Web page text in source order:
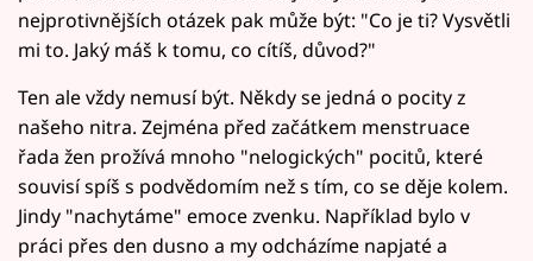
nejprotivnějších otázek pak může být: "Co je ti? Vysvětli
mi to. Jaký máš k tomu, co cítíš, důvod?"
Ten ale vždy nemusí být. Někdy se jedná o pocity z
našeho nitra. Zejména před začátkem menstruace
řada žen prožívá mnoho "nelogických" pocitů, které
souvisí spíš s podvědomím než s tím, co se děje kolem.
Jindy "nachytáme" emoce zvenku. Například bylo v
práci přes den dusno a my odcházíme napjaté a